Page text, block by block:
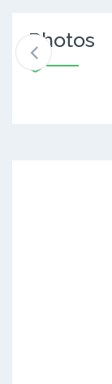
Photos